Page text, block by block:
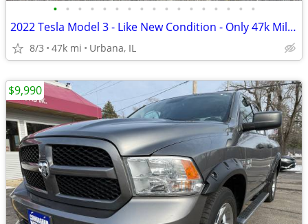
• • • • • • • • • • • • • • • • •
2022 Tesla Model 3 - Like New Condition - Only 47k Miles!
8/3 47k mi Urbana, IL
$9,990